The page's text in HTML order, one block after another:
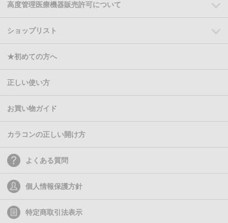
高度管理医療機器販売許可について
ショップリスト
★初めての方へ
正しい使い方
お買い物ガイド
カラコンの正しい開け方
よくある質問
個人情報保護方針
特定商取引法表示